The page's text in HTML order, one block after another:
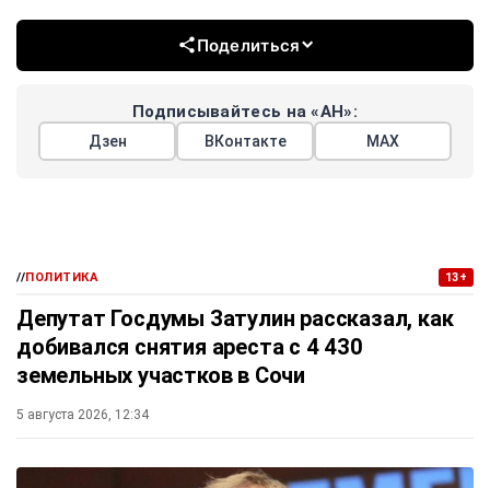
Поделиться
Подписывайтесь на «АН»:
Дзен ВКонтакте МАХ
//ПОЛИТИКА 13+
Депутат Госдумы Затулин рассказал, как
добивался снятия ареста с 4 430
земельных участков в Сочи
5 августа 2026, 12:34